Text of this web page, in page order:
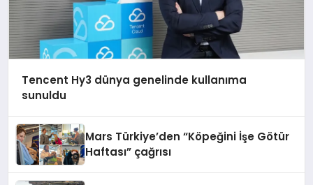
Tencent Hy3 dünya genelinde kullanıma
sunuldu
Mars Türkiye’den “Köpeğini İşe Götür
Haftası” çağrısı